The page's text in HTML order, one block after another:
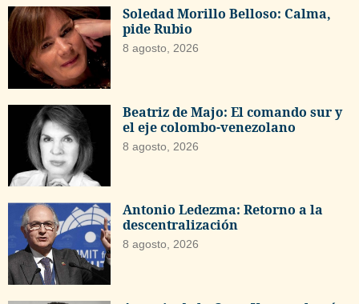
Soledad Morillo Belloso: Calma,
pide Rubio
8 agosto, 2026
Beatriz de Majo: El comando sur y
el eje colombo-venezolano
8 agosto, 2026
Antonio Ledezma: Retorno a la
descentralización
8 agosto, 2026